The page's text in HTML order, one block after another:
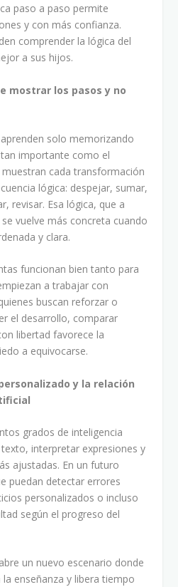
paso a paso permite
y con más confianza.
comprender la lógica del
a sus hijos.
mostrar los pasos y no
solo memorizando
importante como el
cada transformación
lógica: despejar, sumar,
revisar. Esa lógica, que a
vuelve más concreta cuando
y clara.
funcionan bien tanto para
a trabajar con
buscan reforzar o
el desarrollo, comparar
libertad favorece la
a equivocarse.
y la relación
grados de inteligencia
interpretar expresiones y
ajustadas. En un futuro
puedan detectar errores
personalizados o incluso
según el progreso del
un nuevo escenario donde
enseñanza y libera tiempo